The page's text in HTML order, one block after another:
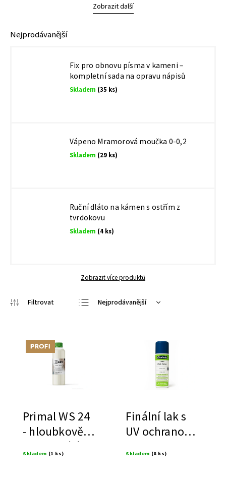
Zobrazit další
Nejprodávanější
Fix pro obnovu písma v kameni –
kompletní sada na opravu nápisů
Skladem (35 ks)
Vápeno Mramorová moučka 0-0,2
Skladem (29 ks)
Ruční dláto na kámen s ostřím z
tvrdokovu
Skladem (4 ks)
Zobrazit více produktů
Nejprodávanější
Tip
Primal WS 24
- hloubkově
penetrující
Skladem (1 ks)
Finální lak s
UV ochranou
Skladem (8 ks)